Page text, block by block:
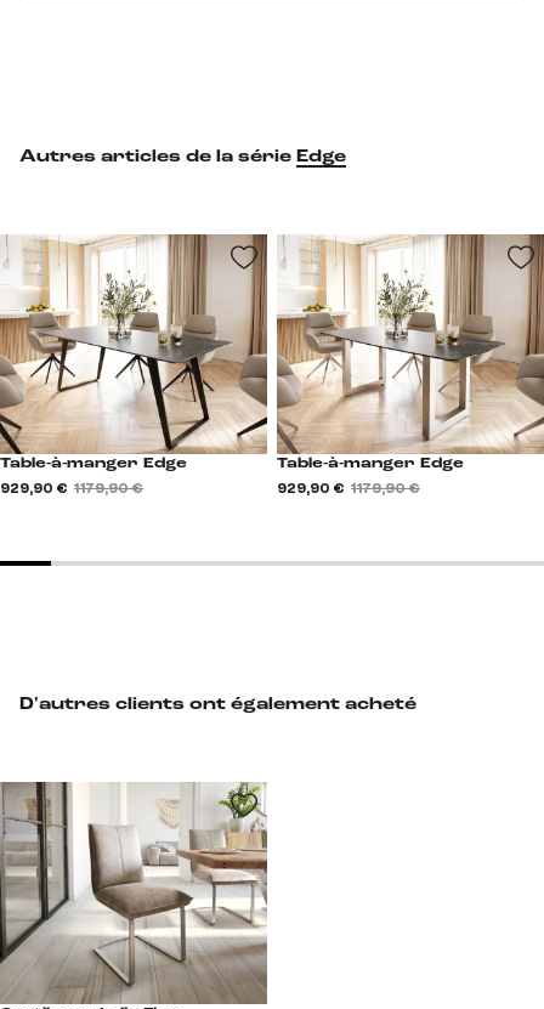
D'autres clients ont également acheté
Autres articles de la série Edge
Table-à-manger Edge
929,90 € 1 179,90 €
Table-à-manger Edge
929,90 € 1 179,90 €